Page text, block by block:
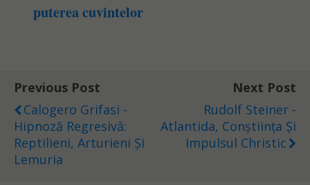
puterea cuvintelor
Previous Post
Calogero Grifasi -
Hipnoză Regresivă:
Reptilieni, Arturieni Și
Lemuria
Next Post
Rudolf Steiner -
Atlantida, Conștiința Și
Impulsul Christic